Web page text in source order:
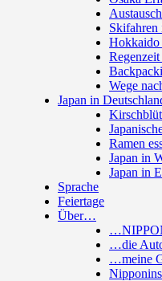
Skifahren
Hokkaido
Regenzeit
Wege
Japan in
Ramen
Japan in
Japan in
Sprache
Feiertage
Über…
…die
…meine